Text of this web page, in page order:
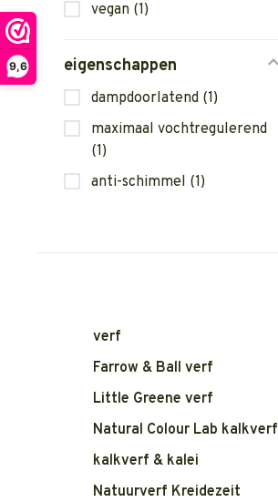
9,6
vegan (1)
eigenschappen
dampdoorlatend (1)
maximaal vochtregulerend
(1)
anti-schimmel (1)
verf
Farrow & Ball verf
Little Greene verf
Natural Colour Lab kalkverf
kalkverf & kalei
Natuurverf Kreidezeit